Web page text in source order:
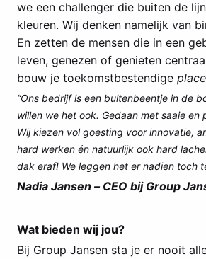
we een challenger die buiten de
kleuren. Wij denken namelijk van
En zetten de mensen die in een
leven, genezen of genieten
bouw je toekomstbestendige
“Ons bedrijf is een buitenbeentje in de
willen we het ook. Gedaan met saaie en
Wij kiezen vol goesting voor innovatie,
hard werken én natuurlijk ook hard
dak eraf! We leggen het er nadien toch
Nadia Jansen – CEO bij Group
Wat bieden wij jou?
Bij Group Jansen sta je er nooit